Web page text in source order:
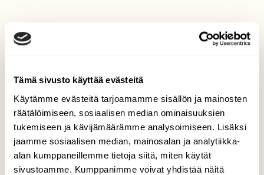
Tämä sivusto käyttää evästeitä
Käytämme evästeitä tarjoamamme sisällön ja mainosten
räätälöimiseen, sosiaalisen median ominaisuuksien
tukemiseen ja kävijämäärämme analysoimiseen. Lisäksi
jaamme sosiaalisen median, mainosalan ja analytiikka-
alan kumppaneillemme tietoja siitä, miten käytät
sivustoamme. Kumppanimme voivat yhdistää näitä
Lisää aiheesta